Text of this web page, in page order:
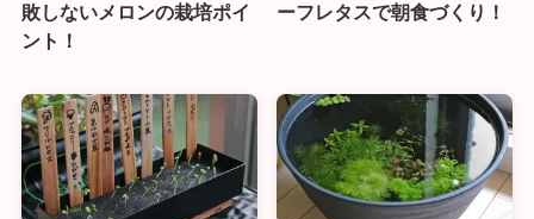
敗しないメロンの栽培ポイ
ント！
ーフレタスで朝食づくり！